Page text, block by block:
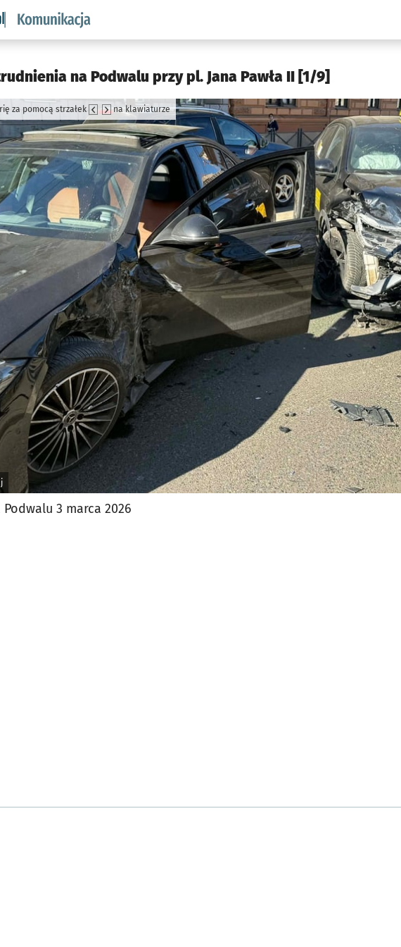
wroclaw.pl podserwis: Komunikacja
na Podwalu przy pl. Jana Pawła II [1/9]
za pomocą strzałek na klawiaturze
Podwalu 3 marca 2026